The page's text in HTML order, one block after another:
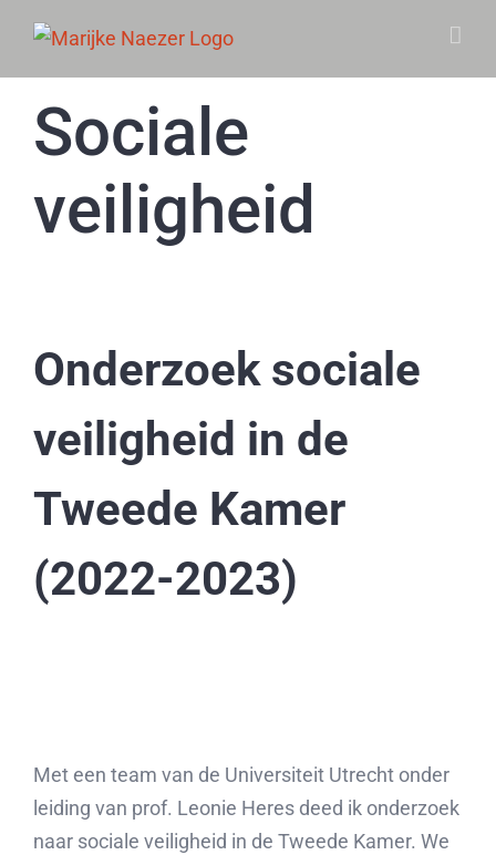
content
Sociale
veiligheid
Onderzoek sociale
veiligheid in de
Tweede Kamer
(2022-2023)
Met een team van de Universiteit Utrecht onder
leiding van prof. Leonie Heres deed ik onderzoek
naar sociale veiligheid in de Tweede Kamer. We